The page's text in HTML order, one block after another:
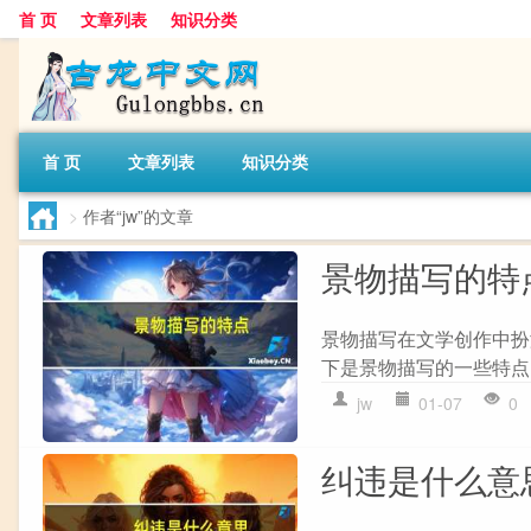
首 页 文章列表 知识分类
首 页 文章列表 知识分类
> 作者“jw”的文章
景物描写的特
景物描写在文学创作中
下是景物描写的一些特
jw 01-07 0
纠违是什么意